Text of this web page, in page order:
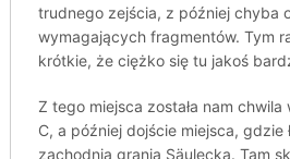
trudnego zejścia, z później chyba
wymagających fragmentów. Tym
krótkie, że ciężko się tu jakoś
Z tego miejsca została nam
C, a później dojście miejsca, gdzie
zachodnią granią Säulecka. Tam